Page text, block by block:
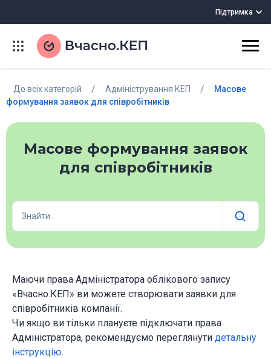
Підтримка
До всіх категорій / Адміністрування КЕП /
Масове
формування заявок для співробітників
Масове формування заявок
для співробітників
Знайти..
Маючи права Адміністратора облікового запису
«Вчасно.КЕП» ви можете створювати заявки для
співробітників компанії.
Чи якщо ви тільки плануєте підключати права
Адміністратора, рекомендуємо переглянути детальну
інструкцію.